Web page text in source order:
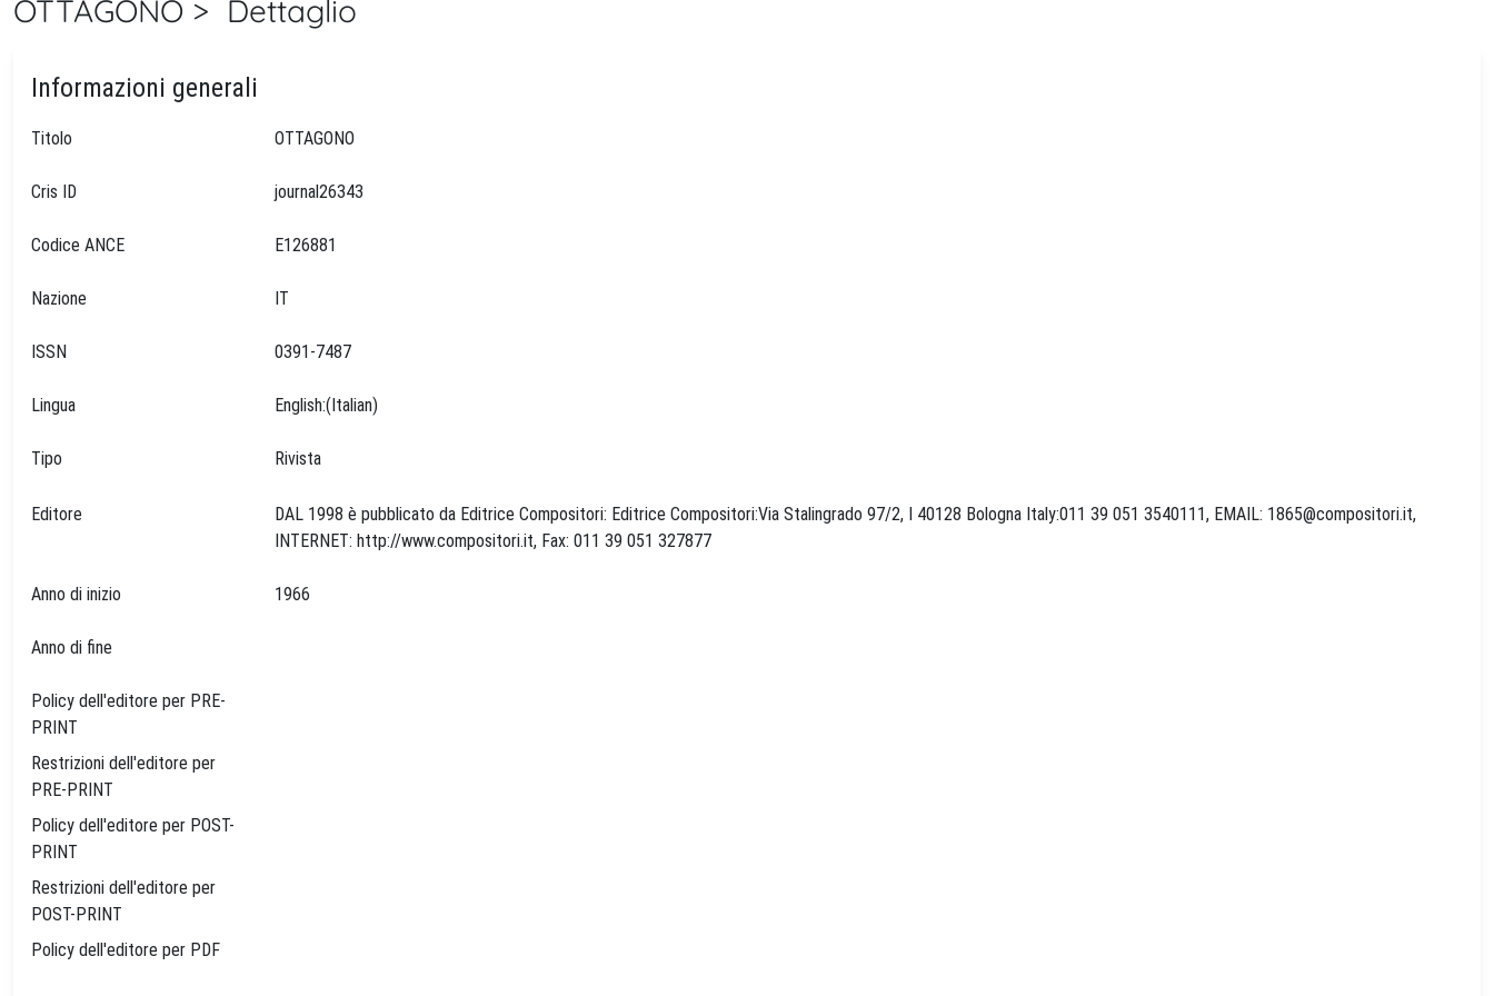
OTTAGONO > Dettaglio
Informazioni generali
Titolo
Cris ID
Codice ANCE
Nazione
ISSN
Lingua
Tipo Rivista
Editore DAL 1998 è pubblicato da Editrice Compositori: Editrice Compositori:Via Stalingrado 97/2, I 40128 Bologna Italy:011 39 051 3540111, EMAIL: 1865@compositori.it,
Anno di inizio
Anno di fine
Policy dell'editore per PRE-
PRINT
Restrizioni dell'editore per
PRE-PRINT
Policy dell'editore per POST-
PRINT
Restrizioni dell'editore per
POST-PRINT
Policy dell'editore per PDF